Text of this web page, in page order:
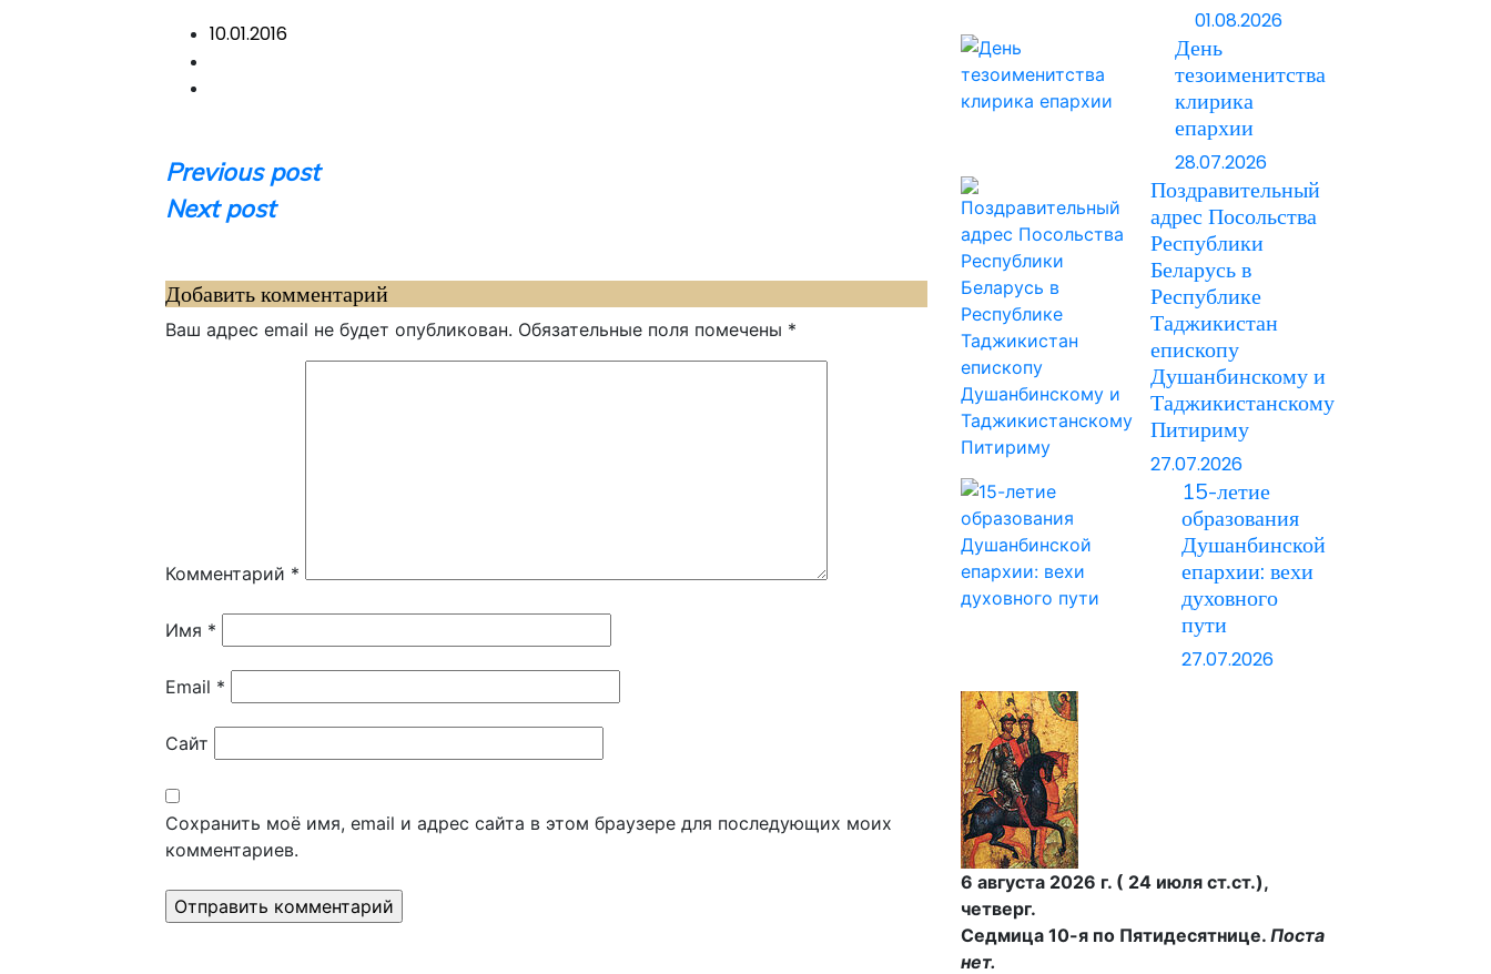
10.01.2016
Навигация
по
Previous post
Next post
Добавить комментарий
Ваш адрес email не будет опубликован. Обязательные поля помечены *
Комментарий *
Имя *
Email *
Сайт
Сохранить моё имя, email и адрес сайта в этом браузере для последующих моих
комментариев.
01.08.2026
День
тезоименитства
клирика
епархии
28.07.2026
Поздравительный
адрес Посольства
Республики
Беларусь в
Республике
Таджикистан
епископу
Душанбинскому и
Таджикистанскому
Питириму
27.07.2026
15-летие
образования
Душанбинской
епархии: вехи
духовного
пути
27.07.2026
6 августа 2026 г. ( 24 июля ст.ст.),
четверг.
Седмица 10-я по Пятидесятнице.Поста
нет.